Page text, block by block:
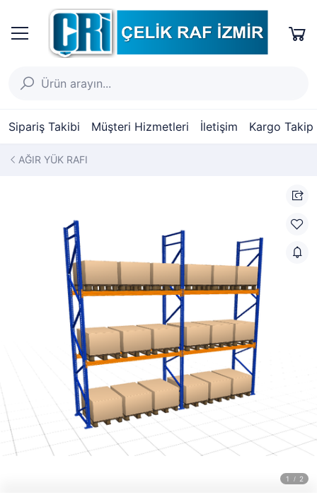
Sipariş Takibi Müşteri Hizmetleri İletişim Kargo Takip
AĞIR YÜK RAFI